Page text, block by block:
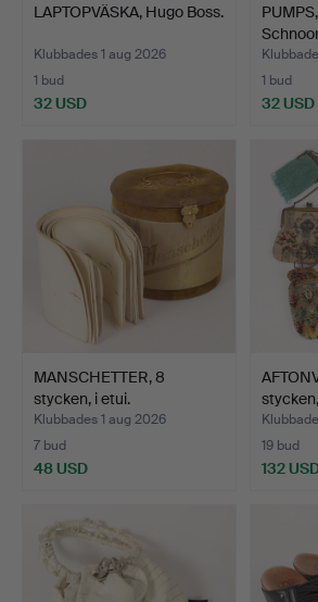
LAPTOPVÄSKA, Hugo Boss.
Klubbades 1 aug 2026
1 bud
32 USD
1 bud
32 USD
MANSCHETTER, 8
stycken, i etui.
Klubbades 1 aug 2026
7 bud
48 USD
19 bud
132